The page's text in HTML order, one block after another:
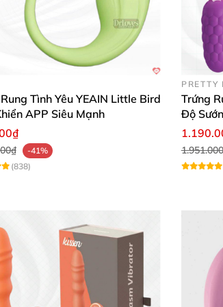
Youth
tỏa căng thẳng nhanh chóng. Thiết
phẩm luôn sẵn sàng mang đến
liệu silicone mềm mại ôm sát, chỉ vài
❤️"
Tình Yêu YEAIN Little Bird
APP Siêu Mạnh
-41%
(838)
PRETTY
Trứng
Độ